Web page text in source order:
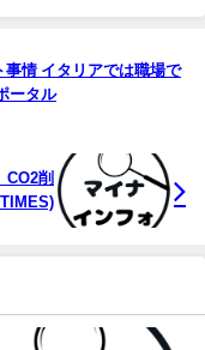
情 イタリアでは職場で
ータル
CO2削